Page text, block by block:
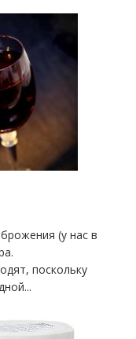
(у нас в
поскольку